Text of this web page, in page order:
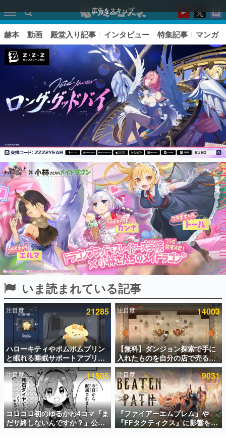
広告をスキップ
ピックアップ
電ファミのいま読まれている記事ランキング
アプリセール情報
インタビュー
連載・特集一覧
殿堂入り記事
SNS拡散数が数千以上！ ページビュー数万以上！ などな
ど。多くの人々に読まれた、電ファミ渾身の“殿堂入り”記
事をまとめました。
ゲームの企画書
名作ゲームクリエイターの方々に製作時のエピソードをお
聞きし、ヒットする企画（ゲーム）とは何か？を探ってい
きます。
赫本
この物語を解いてはいけない。『赫本』は、〈試験問題〉
の形をした短編ホラー小説集です。
新世代に訊く
これからのデジタルゲーム市場を担う若きクリエイター達
の姿を追い、彼らのルーツと情熱を探っていきます。
赫本 動画 殿堂入り記事 インタビュー 特集記事 マンガ
いま読まれている記事
注目度 21285
ハローキティやポムポムプリン
と眠れる睡眠サポートアプリ
『ゆめたび』が配信中。キャラ
ごとのASMRや目覚ましアラー
ムも搭載
注目度 14003
【無料】ダンジョン探索で手に
入れたものを自分の店で売るゲ
ーム『Moonlighter』がSteam
にて無料配布中！続編
『Moonlighter 2』の9月2日正
式リリースを記念したキャンペ
ーン
注目度 11506
コロコロ初のゆるかわ4コマ『ま
だサ終しないんですか？』公開
スタート。主人公は新入社員の
注目度 9031
『ファイアーエムブレム』や
『FFタクティクス』に影響を受
けた新作戦略RPG『Beaten